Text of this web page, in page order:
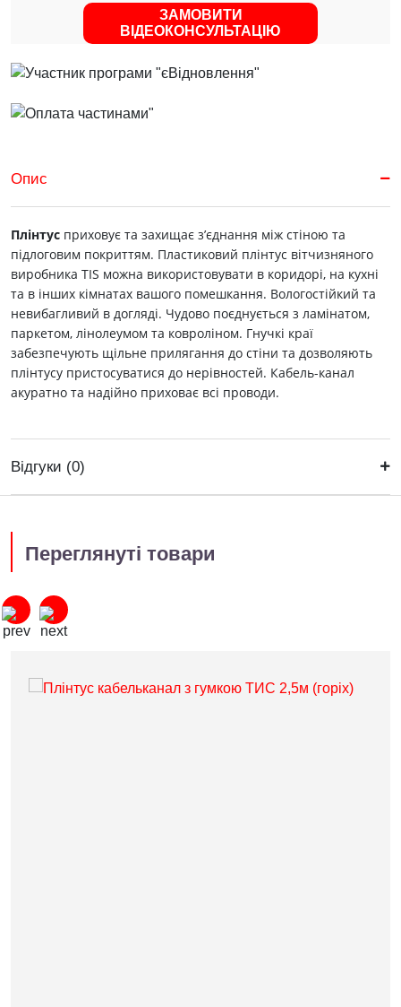
ЗАМОВИТИ
ВІДЕОКОНСУЛЬТАЦІЮ
Опис
Плінтус приховує та захищає з’єднання між стіною та
підлоговим покриттям. Пластиковий плінтус вітчизняного
виробника ТIS можна використовувати в коридорі, на кухні
та в інших кімнатах вашого помешкання. Вологостійкий та
невибагливий в догляді. Чудово поєднується з ламінатом,
паркетом, лінолеумом та ковроліном. Гнучкі краї
забезпечують щільне прилягання до стіни та дозволяють
плінтусу пристосуватися до нерівностей. Кабель-канал
акуратно та надійно приховає всі проводи.
Відгуки (0)
Переглянуті товари